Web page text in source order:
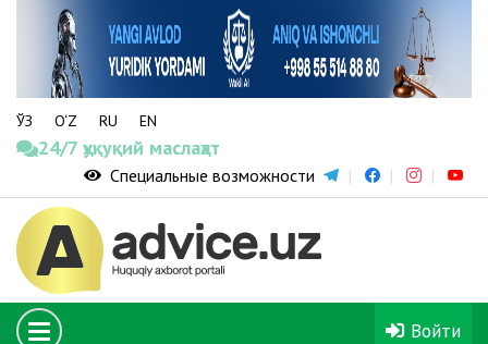
ЎЗ O‘Z RU EN
24/7 ҳуқуқий маслаҳат
Специальные возможности
Войти